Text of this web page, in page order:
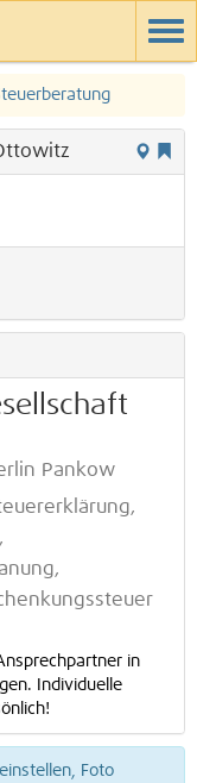
Pankow
in
Individuelle
Foto